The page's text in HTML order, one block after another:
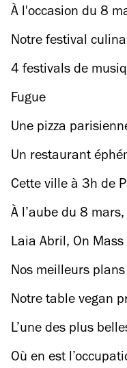
attendant le
À l'occasion du 8
sur le patriarcat à
Notre festival
retour à Paris
4 festivals de
mars pour bien
Fugue
Une pizza
meilleures
Un restaurant
pour une série de
Fashion Week
Cette ville à 3h de
meilleure
printemps
À l’aube du 8
dans l’espace
Laia Abril, On Mass
Nos meilleurs
(et aux alentours)
Notre table vegan
nouvelle adresse à
boutiques de luxe
L’une des plus
bientôt accessible
Où en est